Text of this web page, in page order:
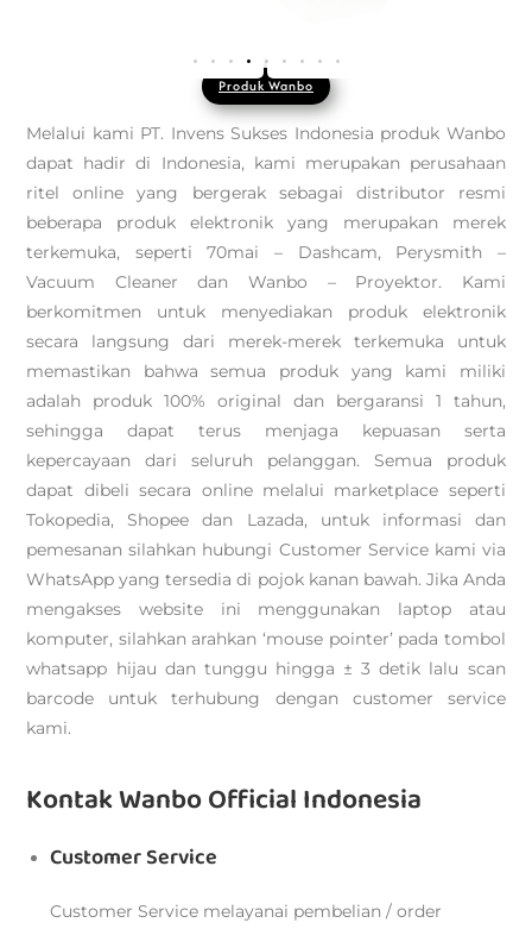
Produk Wanbo
Melalui kami PT. Invens Sukses Indonesia produk Wanbo
dapat hadir di Indonesia, kami merupakan perusahaan
ritel online yang bergerak sebagai distributor resmi
beberapa produk elektronik yang merupakan merek
terkemuka, seperti 70mai – Dashcam, Perysmith –
Vacuum Cleaner dan Wanbo – Proyektor. Kami
berkomitmen untuk menyediakan produk elektronik
secara langsung dari merek-merek terkemuka untuk
memastikan bahwa semua produk yang kami miliki
adalah produk 100% original dan bergaransi 1 tahun,
sehingga dapat terus menjaga kepuasan serta
kepercayaan dari seluruh pelanggan. Semua produk
dapat dibeli secara online melalui marketplace seperti
Tokopedia, Shopee dan Lazada, untuk informasi dan
pemesanan silahkan hubungi Customer Service kami via
WhatsApp yang tersedia di pojok kanan bawah. Jika Anda
mengakses website ini menggunakan laptop atau
komputer, silahkan arahkan ‘mouse pointer’ pada tombol
whatsapp hijau dan tunggu hingga ± 3 detik lalu scan
barcode untuk terhubung dengan customer service
kami.
Kontak Wanbo Official Indonesia
Customer Service
Customer Service melayanai pembelian / order